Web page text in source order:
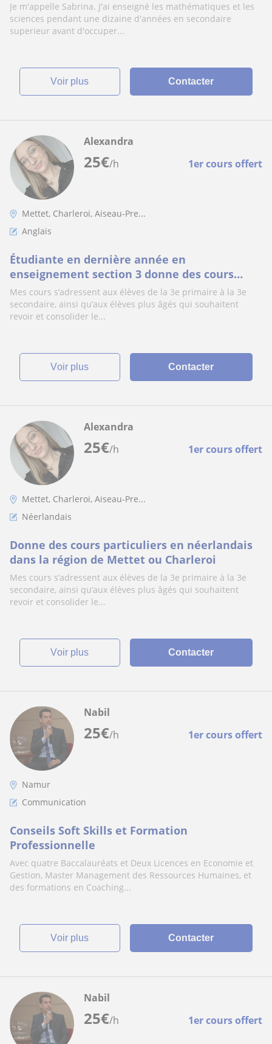
Je m'appelle Sabrina. J'ai enseigné les mathématiques et les
sciences pendant une dizaine d'années en secondaire
superieur avant d'occuper...
voir plus Contacter
25€/h 1er cours offert
Alexandra
Mettet, Charleroi, Aiseau-Pre...
Anglais
Étudiante en dernière année en
enseignement section 3 donne des cours
d’anglais dans la région de Mettet ou
Charleroi
Mes cours s’adressent aux élèves de la 3e primaire à la 3e
secondaire, ainsi qu’aux élèves plus âgés qui souhaitent
revoir et consolider le...
voir plus Contacter
25€/h 1er cours offert
Alexandra
Mettet, Charleroi, Aiseau-Pre...
Néerlandais
Donne des cours particuliers en néerlandais
dans la région de Mettet ou Charleroi
Mes cours s’adressent aux élèves de la 3e primaire à la 3e
secondaire, ainsi qu’aux élèves plus âgés qui souhaitent
revoir et consolider le...
voir plus Contacter
25€/h 1er cours offert
Nabil
Namur
Communication
Conseils Soft Skills et Formation
Professionnelle
Avec quatre Baccalauréats et Deux Licences en Economie et
Gestion, Master Management des Ressources Humaines, et
des formations en Coaching...
voir plus Contacter
25€/h 1er cours offert
Nabil